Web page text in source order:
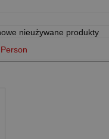
nieużywane produkty